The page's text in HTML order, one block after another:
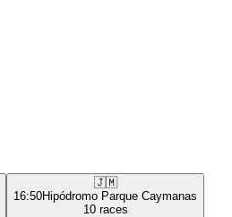
🇯🇲
16:50Hipódromo Parque Caymanas
10 races